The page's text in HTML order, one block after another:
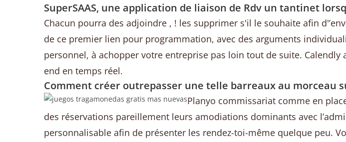
SuperSAAS, une application de liaison de Rdv un tantinet
Chacun pourra des adjoindre , ! les supprimer s'il le souhaite afin
de ce premier lien pour programmation, avec des arguments
personnel, à achopper votre entreprise pas loin tout de suite.
end en temps réel.
Comment créer outrepasser une telle barreaux au morceau
Planyo commissariat comme en
des réservations pareillement leurs amodiations dominants avec
personnalisable afin de présenter les rendez-toi-même quelque peu.